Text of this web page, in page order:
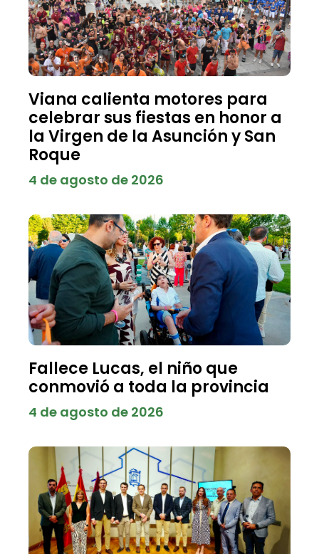
Viana calienta motores para
celebrar sus fiestas en honor a
la Virgen de la Asunción y San
Roque
4 de agosto de 2026
Fallece Lucas, el niño que
conmovió a toda la provincia
4 de agosto de 2026